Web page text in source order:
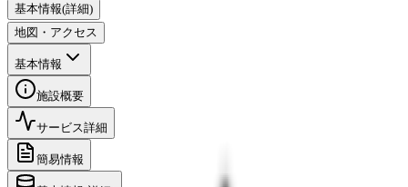
基本情報(詳細)
地図・アクセス
基本情報
施設概要
サービス詳細
簡易情報